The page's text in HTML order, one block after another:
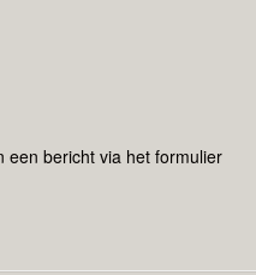
een bericht via het formulier